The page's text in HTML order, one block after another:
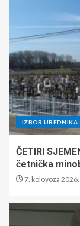
IZBOR UREDNIKA
ČETIRI
četnička
7. kolovoza 2026.